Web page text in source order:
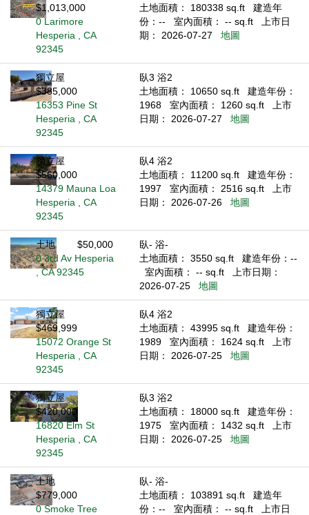
$1,013,000
0 Larimore
Hesperia , CA
92345
土地面積： 180338 sq.ft
建造年
份：--
室內面積： -- sq.ft
上市日
期： 2026-07-27
地圖
獨立屋
$385,000
16353 Pine St
Hesperia , CA
92345
臥3 浴2
土地面積： 10650 sq.ft
建造年份：
1968
室內面積： 1260 sq.ft
上市
日期： 2026-07-27
地圖
獨立屋
$560,000
14379 Mauna Loa
Hesperia , CA
92345
臥4 浴2
土地面積： 11200 sq.ft
建造年份：
1997
室內面積： 2516 sq.ft
上市
日期： 2026-07-26
地圖
土地
$50,000
0 3rd Av Hesperia
, CA 92345
臥- 浴-
土地面積： 3550 sq.ft
建造年份：--
室內面積： -- sq.ft
上市日期：
2026-07-25
地圖
獨立屋
$469,999
15072 Orange St
Hesperia , CA
92345
臥4 浴2
土地面積： 43995 sq.ft
建造年份：
1989
室內面積： 1624 sq.ft
上市
日期： 2026-07-25
地圖
獨立屋
$420,000
16820 Elm St
Hesperia , CA
92345
臥3 浴2
土地面積： 18000 sq.ft
建造年份：
1975
室內面積： 1432 sq.ft
上市
日期： 2026-07-25
地圖
土地
$779,000
0 Smoke Tree
臥- 浴-
土地面積： 103891 sq.ft
建造年
份：--
室內面積： -- sq.ft
上市日